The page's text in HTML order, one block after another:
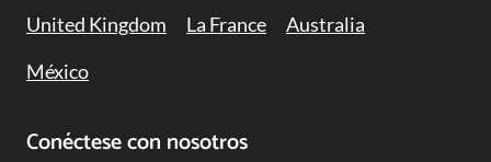
United Kingdom
La France
Australia
México
Conéctese con nosotros